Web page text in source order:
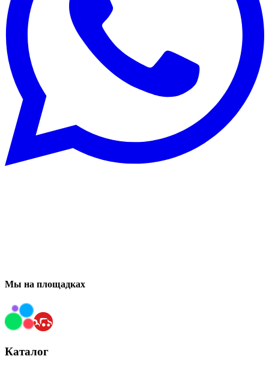
Мы на площадках
Каталог